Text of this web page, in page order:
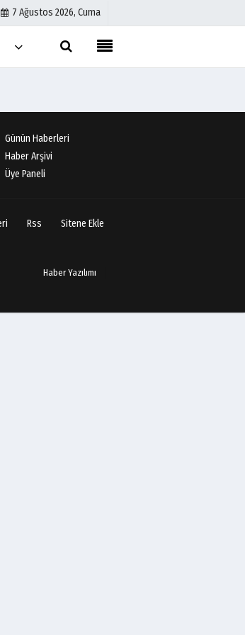
7 Ağustos 2026, Cuma
Gizlilik İlkeleri
Günün Haberleri
Haber Arşivi
Üye Paneli
Rss Sitene Ekle
Haber Yazılımı